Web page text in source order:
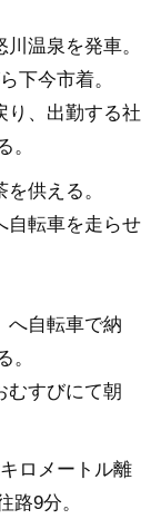
温泉を発車。
下今市着。
り、出勤する社
。
供える。
自転車を走らせ
へ自転車で納
。
むすびにて朝
ロメートル離
路9分。